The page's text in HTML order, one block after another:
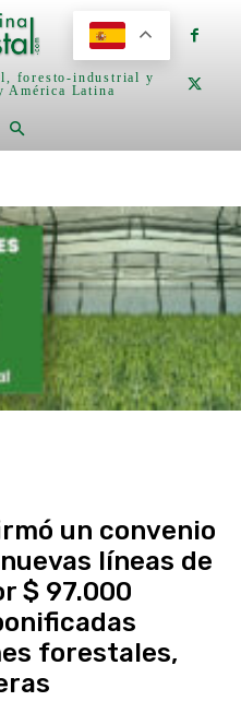
foresto-industrial y
América Latina
un convenio
líneas de
$ 97.000
forestales,